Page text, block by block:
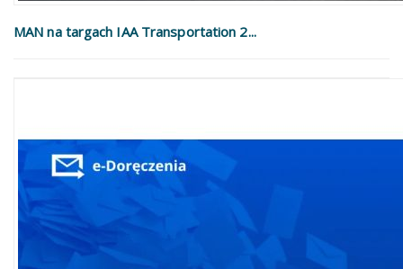
MAN na targach IAA Transportation 2...